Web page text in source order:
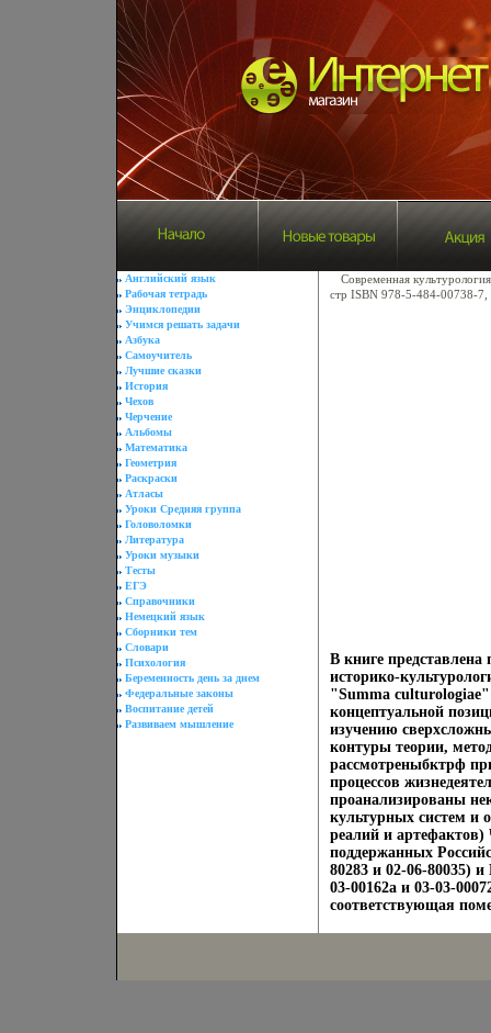
Английский язык
Рабочая тетрадь
Энциклопедии
Учимся решать задачи
Азбука
Самоучитель
Лучшие сказки
История
Чехов
Черчение
Альбомы
Математика
Геометрия
Раскраски
Атласы
Уроки Средняя группа
Головоломки
Литература
Уроки музыки
Тесты
ЕГЭ
Справочники
Немецкий язык
Сборники тем
Словари
Психология
Беременность день за днем
Федеральные законы
Воспитание детей
Развиваем мышление
Современная
стр ISBN 978-5-484-00738-
В книге представлена
историко-
"Summa culturologiae"
концептуальной
изучению
контуры теории,
рассмотреныбктрф
процессов
проанализированы
культурных систем и
реалий и артефактов)
поддержанных
80283 и 02-06-80035)
03-00162а и 03-03-
соответствующая